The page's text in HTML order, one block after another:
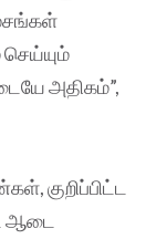
அதிகம்”,
குறிப்பிட்ட
ஆடை